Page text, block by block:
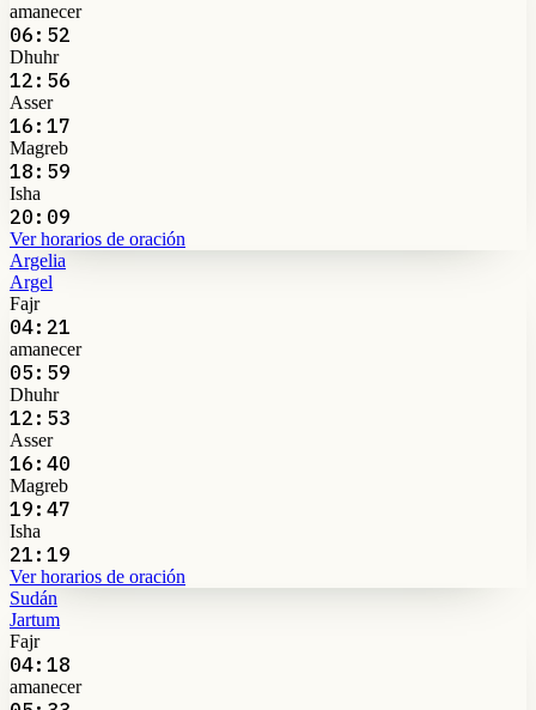
amanecer
06:52
Dhuhr
12:56
Asser
16:17
Magreb
18:59
Isha
20:09
Ver horarios de oración
Argelia
Argel
Fajr
04:21
amanecer
05:59
Dhuhr
12:53
Asser
16:40
Magreb
19:47
Isha
21:19
Ver horarios de oración
Sudán
Jartum
Fajr
04:18
amanecer